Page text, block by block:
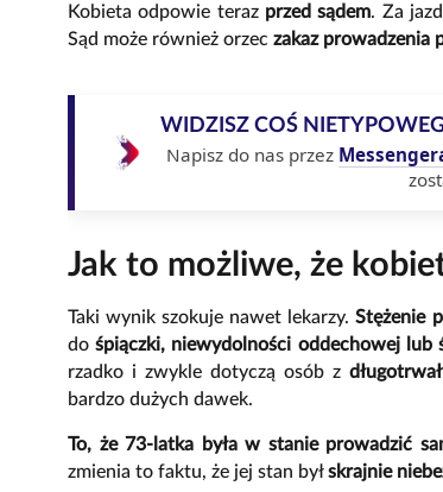
Kobieta odpowie teraz przed sądem. Za
Sąd może również orzec zakaz prowadzenia
WIDZISZ COŚ
Napisz do nas przez
Jak to możliwe, że
Taki wynik szokuje nawet lekarzy.Stężenie
dośpiączki, niewydolności oddechowej lub
rzadko i zwykle dotyczą osób z
bardzo dużych dawek.
To, że 73-latka była w stanie prowadzić
zmienia to faktu, że jej stan byłskrajnie